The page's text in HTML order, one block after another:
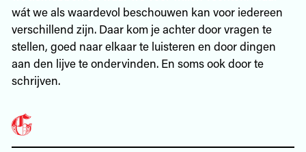
wát we als waardevol beschouwen kan voor iedereen
verschillend zijn. Daar kom je achter door vragen te
stellen, goed naar elkaar te luisteren en door dingen
aan den lijve te ondervinden. En soms ook door te
schrijven.